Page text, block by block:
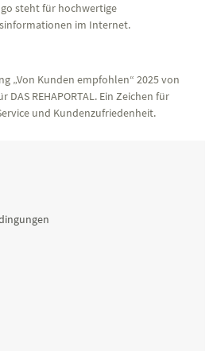
steht für hochwertige
im Internet.
„Von Kunden empfohlen“ 2025 von
DAS REHAPORTAL. Ein Zeichen für
und Kundenzufriedenheit.